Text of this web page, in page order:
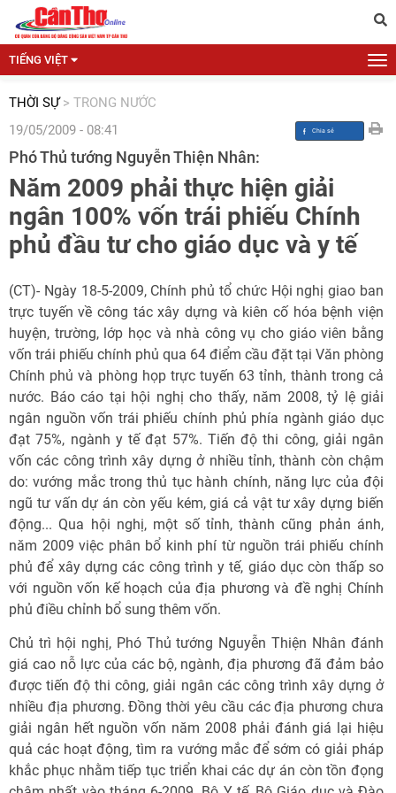
TIẾNG VIỆT
THỜI SỰ > TRONG NƯỚC
19/05/2009 - 08:41
Phó Thủ tướng Nguyễn Thiện Nhân:
Năm 2009 phải thực hiện giải
ngân 100% vốn trái phiếu Chính
phủ đầu tư cho giáo dục và y tế
(CT)- Ngày 18-5-2009, Chính phủ tổ chức Hội nghị giao ban
trực tuyến về công tác xây dựng và kiên cố hóa bệnh viện
huyện, trường, lớp học và nhà công vụ cho giáo viên bằng
vốn trái phiếu chính phủ qua 64 điểm cầu đặt tại Văn phòng
Chính phủ và phòng họp trực tuyến 63 tỉnh, thành trong cả
nước. Báo cáo tại hội nghị cho thấy, năm 2008, tỷ lệ giải
ngân nguồn vốn trái phiếu chính phủ phía ngành giáo dục
đạt 75%, ngành y tế đạt 57%. Tiến độ thi công, giải ngân
vốn các công trình xây dựng ở nhiều tỉnh, thành còn chậm
do: vướng mắc trong thủ tục hành chính, năng lực của đội
ngũ tư vấn dự án còn yếu kém, giá cả vật tư xây dựng biến
động... Qua hội nghị, một số tỉnh, thành cũng phản ánh,
năm 2009 việc phân bổ kinh phí từ nguồn trái phiếu chính
phủ để xây dựng các công trình y tế, giáo dục còn thấp so
với nguồn vốn kế hoạch của địa phương và đề nghị Chính
phủ điều chỉnh bổ sung thêm vốn.
Chủ trì hội nghị, Phó Thủ tướng Nguyễn Thiện Nhân đánh
giá cao nỗ lực của các bộ, ngành, địa phương đã đảm bảo
được tiến độ thi công, giải ngân các công trình xây dựng ở
nhiều địa phương. Đồng thời yêu cầu các địa phương chưa
giải ngân hết nguồn vốn năm 2008 phải đánh giá lại hiệu
quả các hoạt động, tìm ra vướng mắc để sớm có giải pháp
khắc phục nhằm tiếp tục triển khai các dự án còn tồn đọng